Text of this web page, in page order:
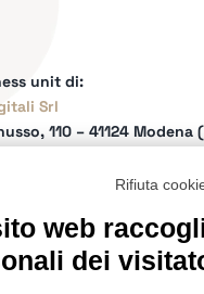
unit di:
Srl
110 – 41124 Modena
01/02/2005 N. 346879
Rifiuta
web
dei